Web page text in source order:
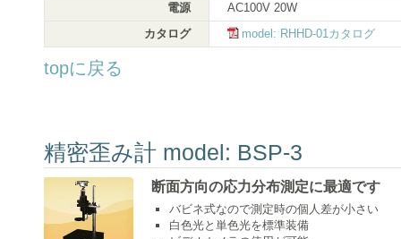
電源
AC100V 20W
カタログ
model: RHHD-01カタログ
topに戻る
精密歪み計 model: BSP-3
断面方向の応力分布測定に最適です
バビネ式なので測定時の個人差が小さい
白色光と単色光を標準装備